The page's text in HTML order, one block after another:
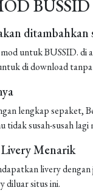
ditambahkan
untuk BUSSID. di
di download
lengkap sepaket,
susah-susah
Menarik
livery
diluar situs ini.